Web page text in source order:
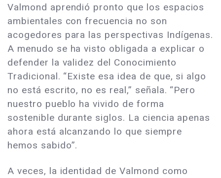
Valmond aprendió pronto que los espacios
ambientales con frecuencia no son
acogedores para las perspectivas Indígenas.
A menudo se ha visto obligada a explicar o
defender la validez del Conocimiento
Tradicional. “Existe esa idea de que, si algo
no está escrito, no es real,” señala. “Pero
nuestro pueblo ha vivido de forma
sostenible durante siglos. La ciencia apenas
ahora está alcanzando lo que siempre
hemos sabido”.
A veces, la identidad de Valmond como